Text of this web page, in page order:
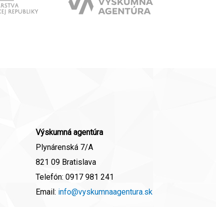
Výskumná agentúra
Plynárenská 7/A
821 09 Bratislava
Telefón: 0917 981 241
Email: info@vyskumnaagentura.sk